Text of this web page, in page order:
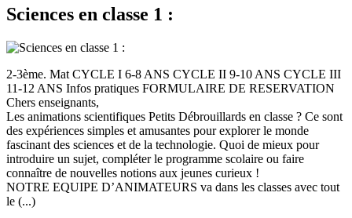
Sciences en classe 1 :
2-3ème. Mat CYCLE I 6-8 ANS CYCLE II 9-10 ANS CYCLE III
11-12 ANS Infos pratiques FORMULAIRE DE RESERVATION
Chers enseignants,
Les animations scientifiques Petits Débrouillards en classe ? Ce sont
des expériences simples et amusantes pour explorer le monde
fascinant des sciences et de la technologie. Quoi de mieux pour
introduire un sujet, compléter le programme scolaire ou faire
connaître de nouvelles notions aux jeunes curieux !
NOTRE EQUIPE D’ANIMATEURS va dans les classes avec tout
le (...)